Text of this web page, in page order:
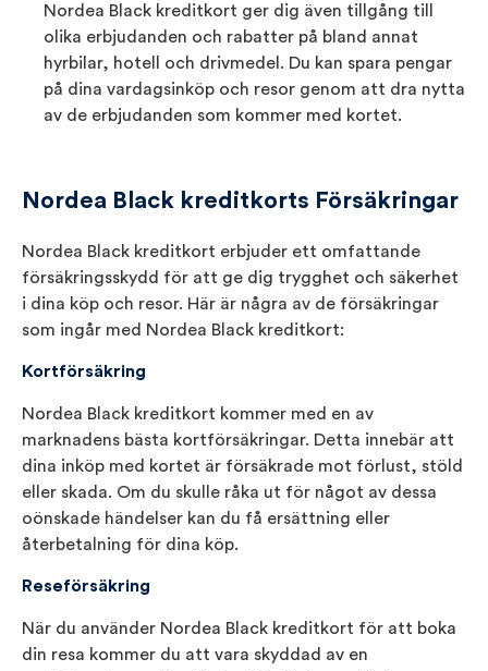
Nordea Black kreditkort ger dig även tillgång till
olika erbjudanden och rabatter på bland annat
hyrbilar, hotell och drivmedel. Du kan spara pengar
på dina vardagsinköp och resor genom att dra nytta
av de erbjudanden som kommer med kortet.
Nordea Black kreditkorts Försäkringar
Nordea Black kreditkort erbjuder ett omfattande
försäkringsskydd för att ge dig trygghet och säkerhet
i dina köp och resor. Här är några av de försäkringar
som ingår med Nordea Black kreditkort:
Kortförsäkring
Nordea Black kreditkort kommer med en av
marknadens bästa kortförsäkringar. Detta innebär att
dina inköp med kortet är försäkrade mot förlust, stöld
eller skada. Om du skulle råka ut för något av dessa
oönskade händelser kan du få ersättning eller
återbetalning för dina köp.
Reseförsäkring
När du använder Nordea Black kreditkort för att boka
din resa kommer du att vara skyddad av en